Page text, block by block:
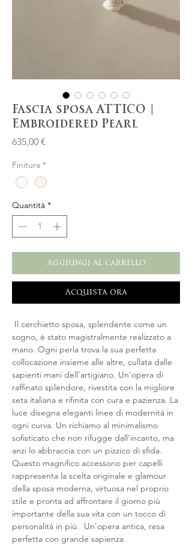
Fascia sposa ATTICO |
Embroidered Pearl
635,00 €
Finitura *
Quantità *
Aggiungi al carrello
Acquista ora
Il cerchietto sposa, splendente come un
sogno, è stato magistralmente realizzato a
mano. Ogni perla trova la sua perfetta
collocazione insieme alle altre, cullata dalle
sapienti mani dell'artigiano. Un'opera di
raffinato splendore, rivestita con la migliore
seta italiana e rifinita con cura e pazienza. La
luce disegna eleganti linee di modernità in
ogni curva. Un richiamo al minimalismo
sofisticato che non rifugge dall'incanto, ma
anzi lo abbraccia con un pizzico di sfida.
Questo magnifico accessorio per capelli
rappresenta la scelta originale e glamour
della sposa moderna, virtuosa nel proprio
stile e pronta ad affrontare il giorno più
importante della sua vita con un tocco di
personalità in più.  Un'opera antica, resa
perfetta con grande sapienza.